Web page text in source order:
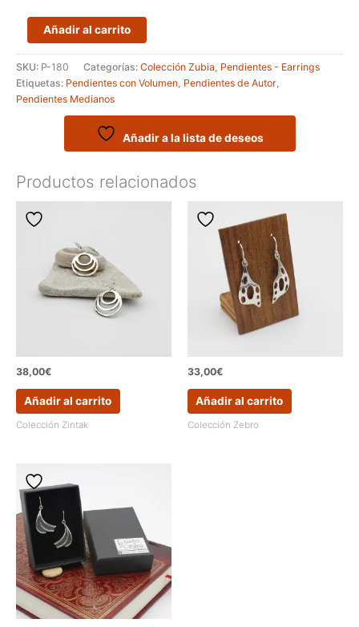
Pendientes
artesanales
con
estructura,
en
plata
Añadir al carrito
SKU: P-180 Categorías: Colección Zubia, Pendientes - Earrings
Etiquetas: Pendientes con Volumen, Pendientes de Autor,
Pendientes Medianos
Añadir a la lista de deseos
Productos relacionados
38,00€
Añadir al carrito
Colección Zintak
33,00€
Añadir al carrito
Colección Zebro